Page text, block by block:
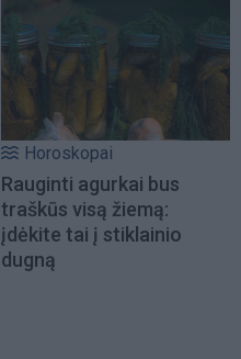
Horoskopai
Rauginti agurkai bus
traškūs visą žiemą:
įdėkite tai į stiklainio
dugną